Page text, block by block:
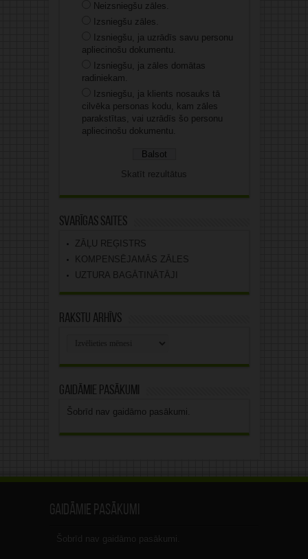
Neizsniegšu zāles.
Izsniegšu zāles.
Izsniegšu, ja uzrādīs savu personu
apliecinošu dokumentu.
Izsniegšu, ja zāles domātas
radiniekam.
Izsniegšu, ja klients nosauks tā
cilvēka personas kodu, kam zāles
parakstītas, vai uzrādīs šo personu
apliecinošu dokumentu.
Skatīt rezultātus
Svarīgas saites
ZĀĻU REĢISTRS
KOMPENSĒJAMĀS ZĀLES
UZTURA BAGĀTINĀTĀJI
Rakstu arhīvs
Gaidāmie pasākumi
Šobrīd nav gaidāmo pasākumi.
Gaidāmie pasākumi
Šobrīd nav gaidāmo pasākumi.